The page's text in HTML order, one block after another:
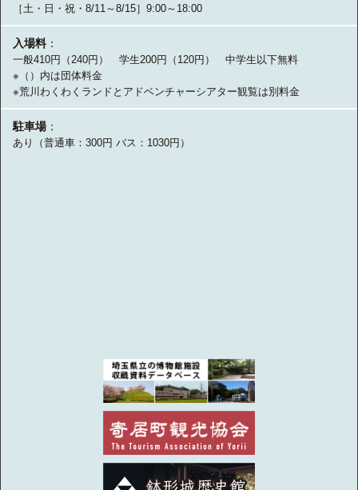
［土・日・祝・8/11～8/15］9:00～18:00
入場料：
一般410円（240円） 学生200円（120円） 中学生以下無料
※（）内は団体料金
※荒川わくわくランドとアドベンチャーシアター観覧は別料金
駐車場：
あり（普通車：300円 バス：1030円）